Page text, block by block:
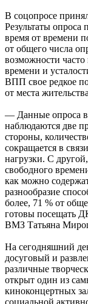
В соцопросе
Результаты опроса
время от времени
от общего числа
возможности часто
времени и
ВПП свое редкое
от места
— Данные опроса
наблюдаются две
стороны,
сокращается в
нагрузки. С
свободного
как можно
разнообразие
более, 71 % от
готовы посещать
ВМЗ Татьяна
На сегодняшний
досуговый и
различные
открыт один из
киноконцертных